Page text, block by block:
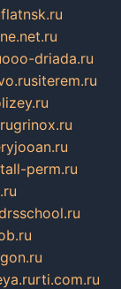
flatnsk.ru
ooo-driada.ru
siterem.ru
grinox.ru
perm.ru
rti.com.ru